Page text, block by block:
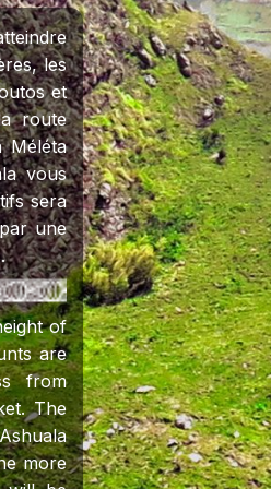
les
et
route
Méléta
vous
sera
une
of
are
from
The
more